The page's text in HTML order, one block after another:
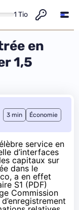
1 Tio
en
1,5
3 min Économie
service en
d’interfaces
capitaux sur
dans le
a en effet
S1 (PDF)
Commission